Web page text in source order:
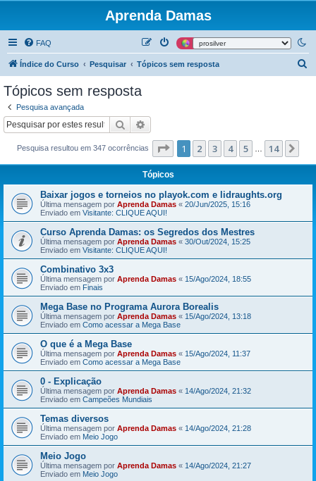
Aprenda Damas
FAQ
Índice do Curso Pesquisar Tópicos sem resposta
s
Tópicos sem resposta
Pesquisa avançada
Pesquisar
Pesquisa resultou em 347 ocorrências Página de 14
1 2 3 4 5 14
Tópicos
Baixar jogos e torneios no playok.com e lidraughts.org
Última mensagem por Aprenda Damas « 20/Jun/2025, 15:16
Enviado em Visitante: CLIQUE AQUI!
Curso Aprenda Damas: os Segredos dos Mestres
Última mensagem por Aprenda Damas « 30/Out/2024, 15:25
Enviado em Visitante: CLIQUE AQUI!
Combinativo 3x3
Última mensagem por Aprenda Damas « 15/Ago/2024, 18:55
Enviado em Finais
Mega Base no Programa Aurora Borealis
Última mensagem por Aprenda Damas « 15/Ago/2024, 13:18
Enviado em Como acessar a Mega Base
O que é a Mega Base
Última mensagem por Aprenda Damas « 15/Ago/2024, 11:37
Enviado em Como acessar a Mega Base
0 - Explicação
Última mensagem por Aprenda Damas « 14/Ago/2024, 21:32
Enviado em Campeões Mundiais
Temas diversos
Última mensagem por Aprenda Damas « 14/Ago/2024, 21:28
Enviado em Meio Jogo
Meio Jogo
Última mensagem por Aprenda Damas « 14/Ago/2024, 21:27
Enviado em Meio Jogo